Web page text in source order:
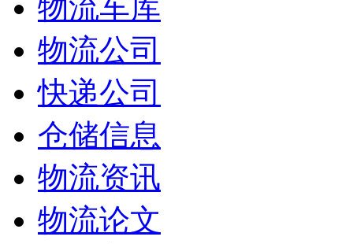
物流车库
物流公司
快递公司
仓储信息
物流资讯
物流论文